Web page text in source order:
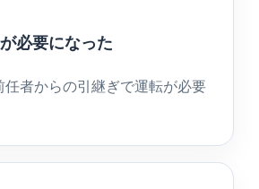
必要になった
任者からの引継ぎで運転が必要